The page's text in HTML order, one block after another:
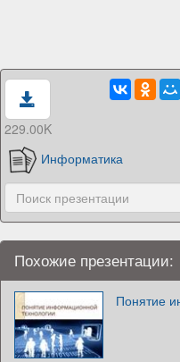
229.00K
Информатика
Похожие презентации:
Понятие